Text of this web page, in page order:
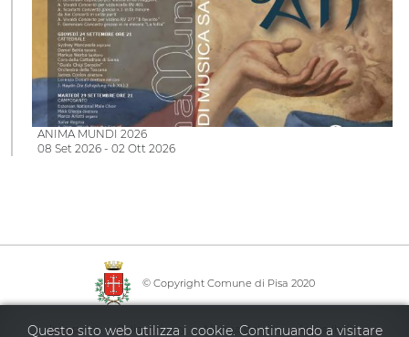
ANIMA MUNDI 2026
08 Set 2026 - 02 Ott 2026
© Copyright Comune di Pisa 2020
Info point·Policy privacy ·Mappa del sito·Accessibilità
Questo sito web utilizza i cookie. Continuando a visitare